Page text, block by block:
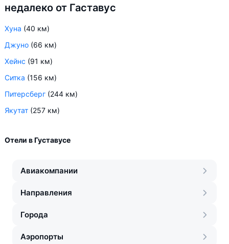
недалеко от Гаставус
Хуна (40 км)
Джуно (66 км)
Хейнс (91 км)
Ситка (156 км)
Питерсберг (244 км)
Якутат (257 км)
Отели в Густавусе
Авиакомпании
Направления
Города
Аэропорты